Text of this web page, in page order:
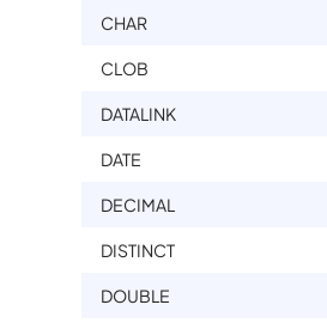
CHAR
CLOB
DATALINK
DATE
DECIMAL
DISTINCT
DOUBLE